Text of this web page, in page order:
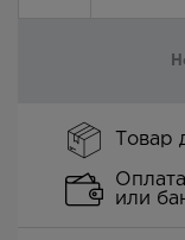
Товар
или